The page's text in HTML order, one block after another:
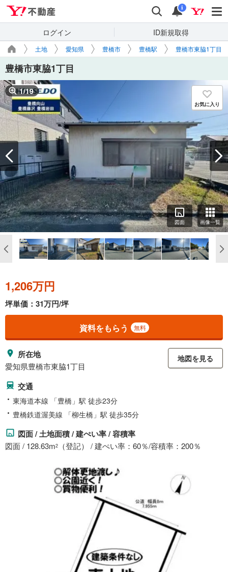
検索 通知
i
ログイン ID新規取得
土地 愛知県 豊橋市 豊橋駅 豊橋市東脇1丁目
豊橋市東脇1丁目
1/19
お気に入り
図面 画像一覧
1,206万円
坪単価：31万円/坪
資料をもらう 無料
所在地
愛知県豊橋市東脇1丁目
地図を見る
交通
東海道本線 「豊橋」駅 徒歩23分
豊橋鉄道渥美線 「柳生橋」駅 徒歩35分
図面 / 土地面積 / 建ぺい率 / 容積率
図面 / 128.63m2 （登記） / 建ぺい率：60％/容積率：200％